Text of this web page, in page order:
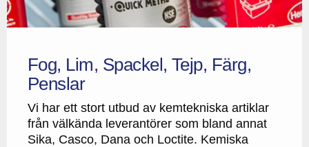
Fog, Lim, Spackel, Tejp, Färg,
Penslar
Vi har ett stort utbud av kemtekniska artiklar
från välkända leverantörer som bland annat
Sika, Casco, Dana och Loctite. Kemiska